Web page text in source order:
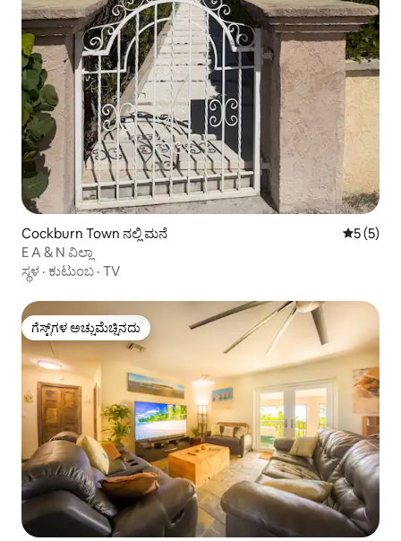
Cockburn Town ನಲ್ಲಿ ಮನೆ 5 ರಲ್ಲಿ 5
5 (5)
E A & N ವಿಲ್ಲಾ
ಸ್ಥಳ · ಕುಟುಂಬ · TV
ಗೆಸ್ಟ್‌ಗಳ ಅಚ್ಚುಮೆಚ್ಚಿನದು
ಗೆಸ್ಟ್‌ಗಳ ಅಚ್ಚುಮೆಚ್ಚಿನದು